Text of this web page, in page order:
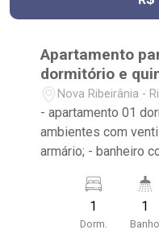
Apartamento
dormitório e
Nova Ribeirânia -
- apartamento 01
ambientes com
armário; - banheiro
de garagem. -
aconchegante. -
Hospital São
1
Dorm.
1
Banho